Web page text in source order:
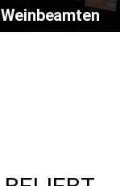
Weinbeamten